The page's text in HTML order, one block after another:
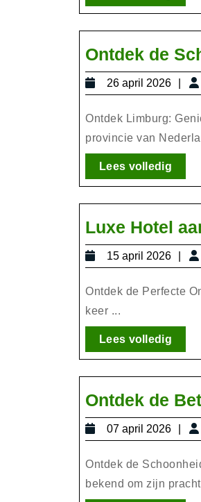
Ontdek de
26 april 2026
26
Ontdek Limburg:
provincie van
Lees volledigLees
Luxe Hotel
15 april 2026
15
Ontdek de Perfecte
keer ...
Lees volledigLees
Ontdek de
07 april 2026
07
Ontdek de
bekend om zijn